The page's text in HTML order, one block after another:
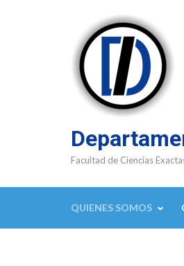
Facultad de Ciencias
QUIENES SOMOS